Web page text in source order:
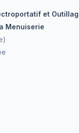
et
Menuiserie